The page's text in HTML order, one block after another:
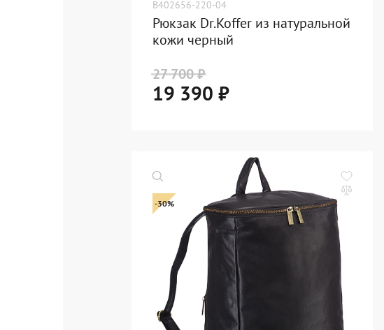
B402656-220-04
Рюкзак Dr.Koffer из натуральной
кожи черный
27 700 ₽
19 390 ₽
-30%